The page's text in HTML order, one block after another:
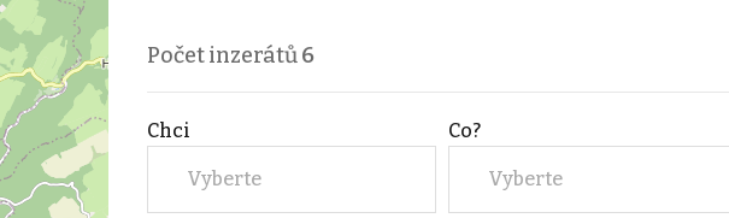
Počet inzerátů6
Chci
Vyberte
Co?
Vyberte